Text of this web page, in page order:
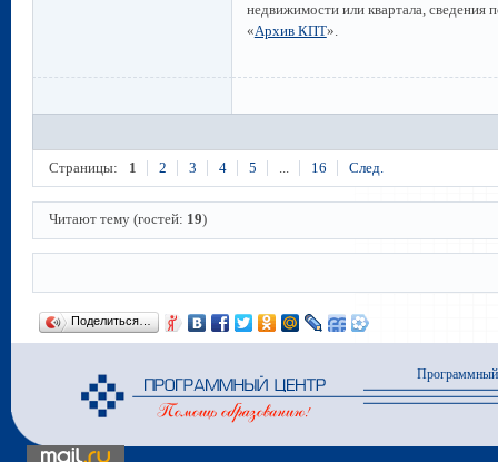
недвижимости или квартала, сведения
«Архив КПТ».
Страницы: 1 2 3 4 5 16 След.
Читают тему (гостей: 19)
Поделиться…